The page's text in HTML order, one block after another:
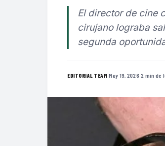
El director de cine
cirujano lograba
segunda
EDITORIAL TEAM·May 19, 2026·2 min de